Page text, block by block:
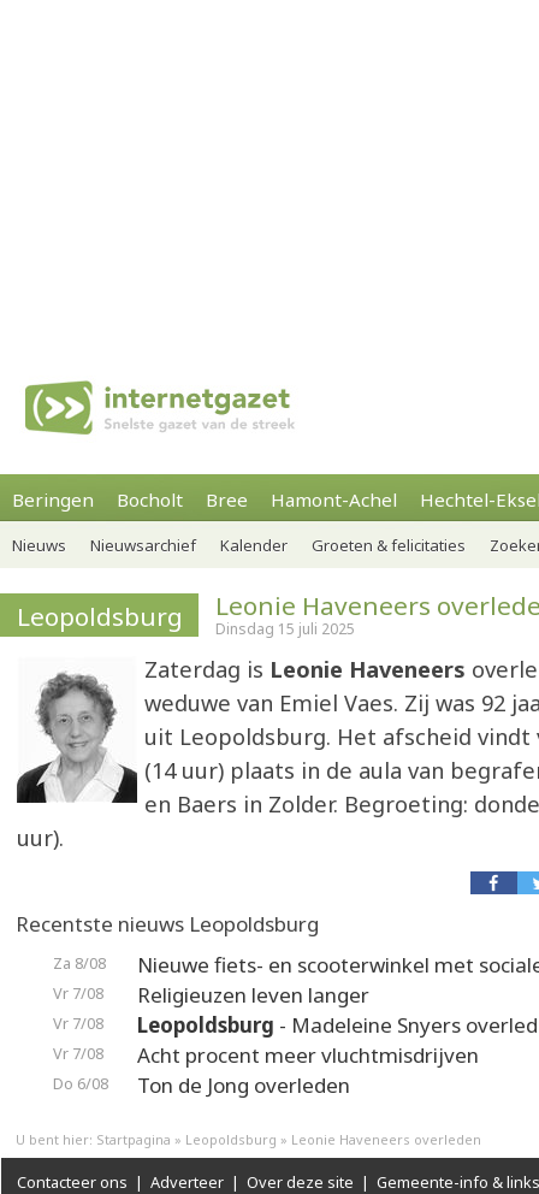
Beringen Bocholt Bree Hamont-Achel Hechtel-
Nieuws Nieuwsarchief Kalender Groeten & felicitaties
Leopoldsburg Leonie Haveneers
Dinsdag 15 juli 2025
Zaterdag is Leonie Haveneers
weduwe van Emiel Vaes. Zij was 92
uit Leopoldsburg. Het afscheid vindt
(14 uur) plaats in de aula van
en Baers in Zolder. Begroeting:
uur).
Recentste nieuws Leopoldsburg
Za 8/08 Nieuwe fiets- en scooterwinkel met
Vr 7/08 Religieuzen leven langer
Vr 7/08 Leopoldsburg - Madeleine Snyers
Vr 7/08 Acht procent meer vluchtmisdrijven
Do 6/08 Ton de Jong overleden
U bent hier: Startpagina » Leopoldsburg » Leonie Haveneers overleden
Contacteer ons | Adverteer | Over deze site | Gemeente-info & links